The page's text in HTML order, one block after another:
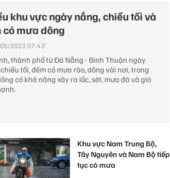
khu vực ngày nắng, chiều tối và
có mưa dông
2023 07:43’
thành phố từ Đà Nẵng - Bình Thuận ngày
tối, đêm có mưa rào, dông vài nơi, trong
có khả năng xảy ra lốc, sét, mưa đá và gió
Khu vực Nam Trung Bộ,
Tây Nguyên và Nam Bộ tiếp
tục có mưa